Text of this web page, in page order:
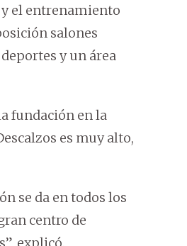
el entrenamiento
salones
y un área
fundación en la
es muy alto,
se da en todos los
centro de